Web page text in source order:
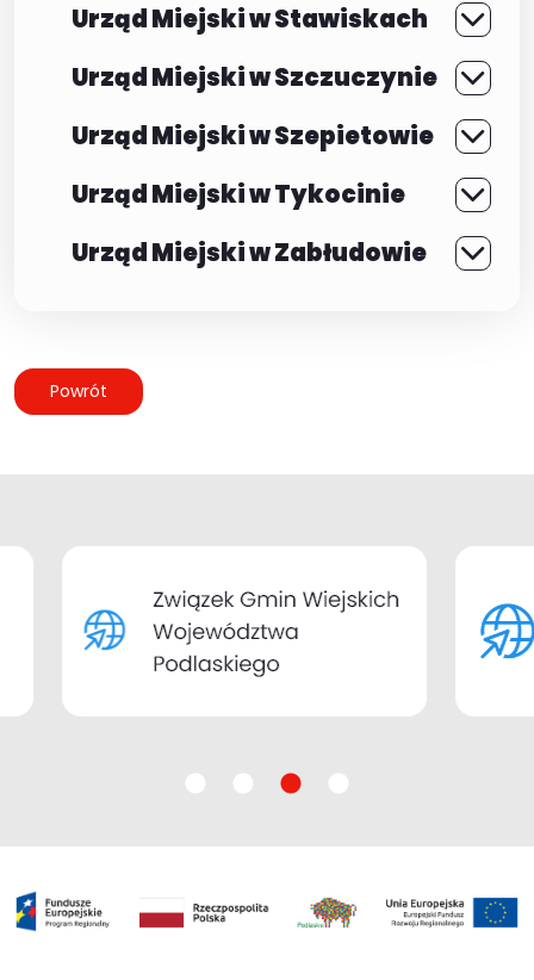
Urząd Miejski w Stawiskach
Urząd Miejski w Szczuczynie
Urząd Miejski w Szepietowie
Urząd Miejski w Tykocinie
Urząd Miejski w Zabłudowie
Powrót